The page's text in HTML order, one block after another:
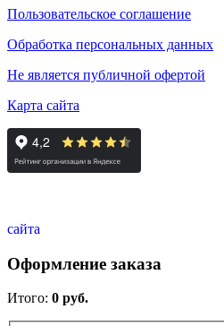
Пользовательское соглашение
Обработка персональных данных
Не является публичной офертой
Карта сайта
сайта
Оформление заказа
Итого: 0 руб.